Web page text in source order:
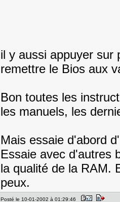
il y aussi appuyer sur
remettre le Bios aux
Bon toutes les
les manuels, les
Mais essaie d'abord
Essaie avec d'autres
la qualité de la RAM.
peux.
Posté le 10-01-2002 à 01:29:46